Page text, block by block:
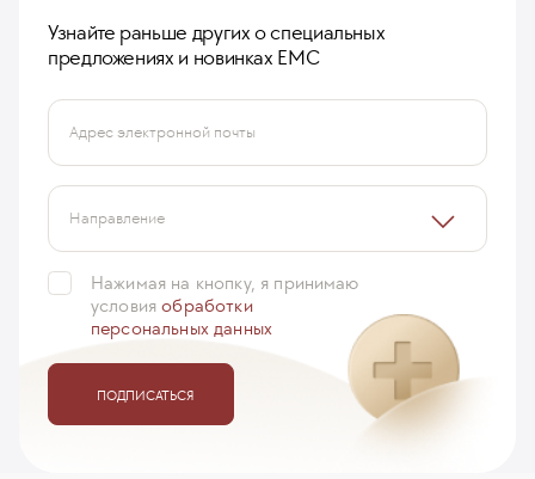
Для того, чтобы стабилизировать внезапные
подобрать постоянную гипотензивную терапию.
кардиологу, пройти УЗИ сердца, суточное
мониторирование АД и ЭКГ - провести...ещё
Игнатьева Оксана
23 сентября 2015
Узнайте раньше других о специальных
предложениях и новинках ЕМС
Адрес электронной почты
Направление
Нажимая на кнопку, я принимаю
условияобработки
персональных данных
ПОДПИСАТЬСЯ